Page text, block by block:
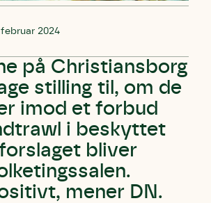
februar 2024
på Christiansborg
stilling til, om de
imod et forbud
i beskyttet
bliver
mener DN.